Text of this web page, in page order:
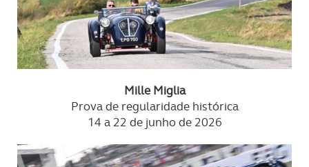
Mille Miglia
Prova de regularidade histórica
14 a 22 de junho de 2026